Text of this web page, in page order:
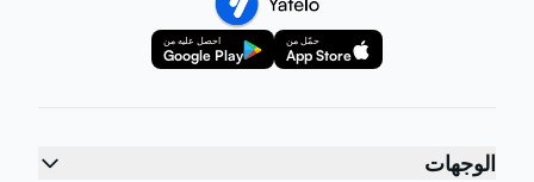
حمّل من
App Store
احصل عليه من
Google Play
الوجهات